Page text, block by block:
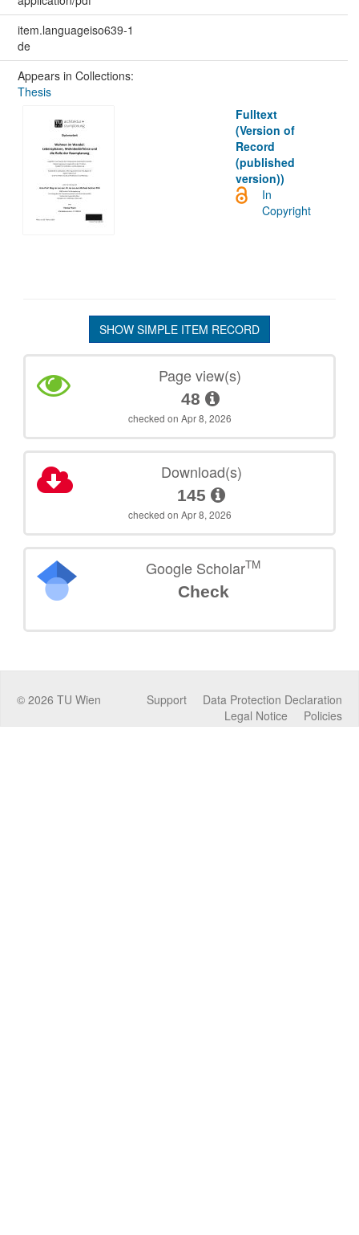
item.languageiso639-1
de
Appears in Collections:
Thesis
Fulltext
(Version of
Record
(published
version))
In
Copyright
SHOW SIMPLE ITEM RECORD
Page view(s)
48
checked on Apr 8, 2026
Download(s)
145
checked on Apr 8, 2026
Google ScholarTM
Check
© 2026 TU Wien Data Protection Declaration
Support
Policies
Legal Notice